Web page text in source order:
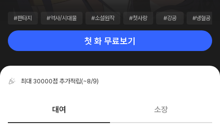
#판타지 #역사/시대물 #소설원작 #첫사랑 #강공 #냉혈공
첫 화 무료보기
최대 30000점 추가적립(~8/9)
대여 소장